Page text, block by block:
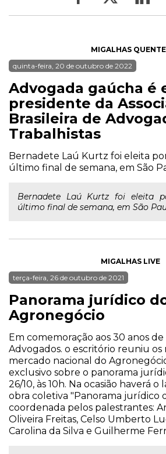
MIGALHAS
quinta-feira, 20 de outubro de 2022
Advogada gaúcha é
presidente da
Brasileira de
Trabalhistas
Bernadete Laú Kurtz foi eleita
último final de semana, em São
Bernadete Laú Kurtz foi eleita
último final de semana, em São
MIGALHAS LIVE
terça-feira, 26 de outubro de 2021
Panorama jurídico
Agronegócio
Em comemoração aos 30 anos de
Advogados. o escritório reuniu os
mercado nacional do
exclusivo sobre o panorama
26/10, às 10h. Na ocasião haverá
obra coletiva "Panorama jurídico
coordenada pelos palestrantes:
Oliveira Freitas, Celso Umberto
Carolina da Silva e Guilherme